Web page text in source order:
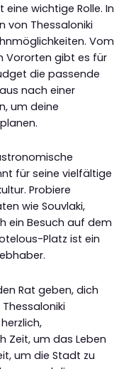
wichtige Rolle. In
von Thessaloniki
Vom
Vororten gibt es für
die passende
nach einer
um deine
für seine vielfältige
Probiere
wie Souvlaki,
ein Besuch auf dem
Platz ist ein
Rat geben, dich
Zeit, um das Leben
um die Stadt zu